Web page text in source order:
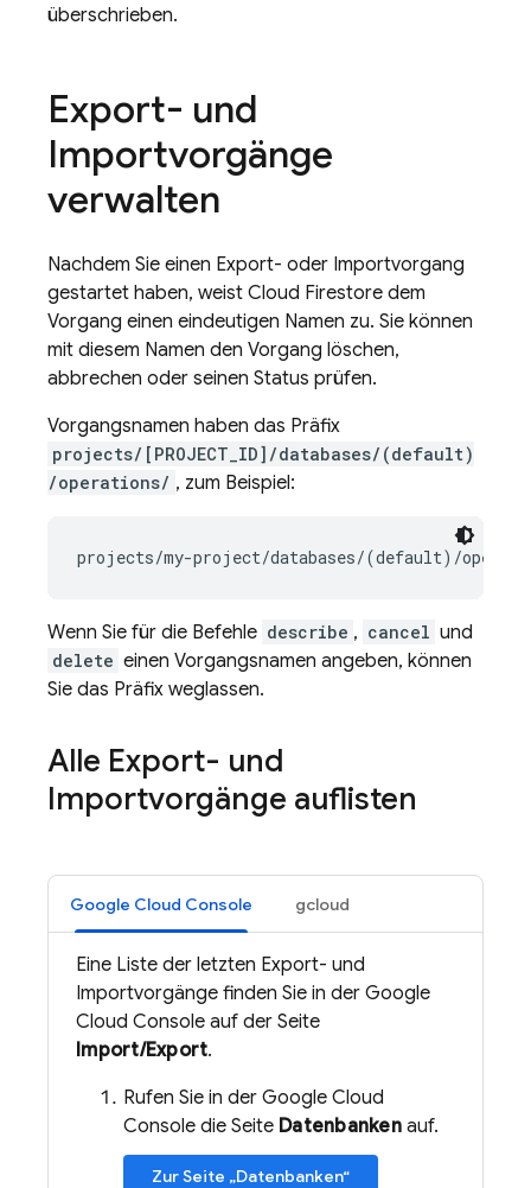
überschrieben.
Export- und
Importvorgänge
verwalten
Nachdem Sie einen Export- oder Importvorgang
gestartet haben, weist Cloud Firestore dem
Vorgang einen eindeutigen Namen zu. Sie können
mit diesem Namen den Vorgang löschen,
abbrechen oder seinen Status prüfen.
Vorgangsnamen haben das Präfix
projects/[PROJECT_ID]/databases/(default)
/operations/ , zum Beispiel:
Wenn Sie für die Befehle describe , cancel und
delete einen Vorgangsnamen angeben, können
Sie das Präfix weglassen.
Alle Export- und
Importvorgänge auflisten
Google Cloud Console gcloud
Eine Liste der letzten Export- und
Importvorgänge finden Sie in der Google
Cloud Console auf der Seite
Import/Export.
Rufen Sie in der Google Cloud
Console die Seite Datenbankenauf.
Zur Seite „Datenbanken“